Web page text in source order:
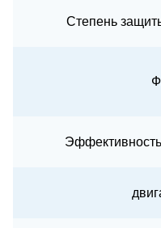
Степень